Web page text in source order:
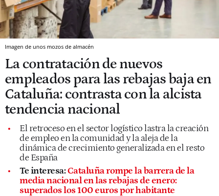
Imagen de unos mozos de almacén
La contratación de nuevos
empleados para las rebajas baja en
Cataluña: contrasta con la alcista
tendencia nacional
El retroceso en el sector logístico lastra la creación
de empleo en la comunidad y la aleja de la
dinámica de crecimiento generalizada en el resto
de España
Te interesa:Cataluña rompe la barrera de la
media nacional en las rebajas de enero:
superados los 100 euros por habitante